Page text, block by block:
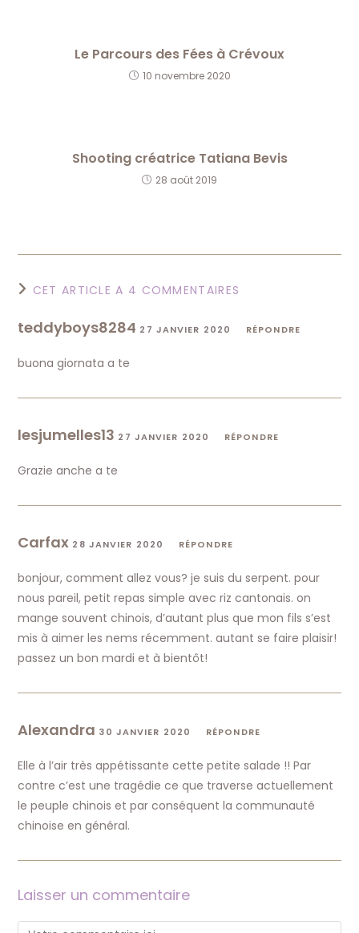
Le Parcours des Fées à Crévoux
10 novembre 2020
Shooting créatrice Tatiana Bevis
28 août 2019
CET ARTICLE A 4 COMMENTAIRES
teddyboys8284 27 JANVIER 2020 RÉPONDRE
buona giornata a te
lesjumelles13 27 JANVIER 2020 RÉPONDRE
Grazie anche a te
Carfax 28 JANVIER 2020 RÉPONDRE
bonjour, comment allez vous? je suis du serpent. pour
nous pareil, petit repas simple avec riz cantonais. on
mange souvent chinois, d’autant plus que mon fils s’est
mis à aimer les nems récemment. autant se faire plaisir!
passez un bon mardi et à bientôt!
Alexandra 30 JANVIER 2020 RÉPONDRE
Elle à l’air très appétissante cette petite salade !! Par
contre c’est une tragédie ce que traverse actuellement
le peuple chinois et par conséquent la communauté
chinoise en général.
Laisser un commentaire
Comment